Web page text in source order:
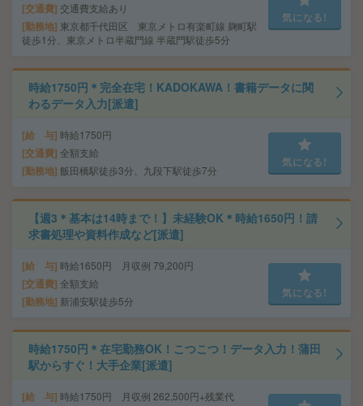
交通費 交通費支給あり
勤務地 東京都千代田区 東京メトロ有楽町線 麹町駅
徒歩1分、東京メトロ半蔵門線 半蔵門駅徒歩5分
気になる!
時給1750円＊完全在宅！KADOKAWA！書籍データに関
わるデータ入力[派遣]
給 与 時給1750円
交通費 全額支給
勤務地 飯田橋駅徒歩3分、九段下駅徒歩7分
気になる!
【週3＊基本は14時まで！】未経験OK＊時給1650円！請
求書処理や資料作成など[派遣]
給 与 時給1650円 月収例 79,200円
交通費 全額支給
勤務地 新浦安駅徒歩5分
気になる!
時給1750円＊在宅勤務OK！こつこつ！データ入力！蒲田
駅からすぐ！大手企業[派遣]
給 与 時給1750円 月収例 262,500円+残業代